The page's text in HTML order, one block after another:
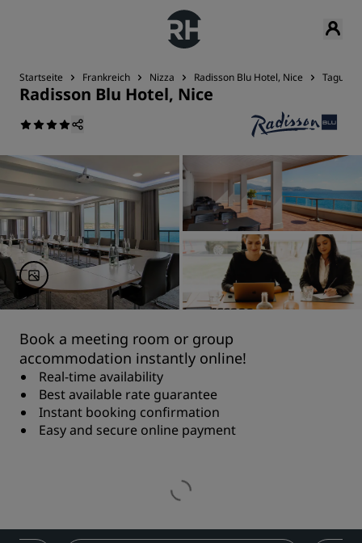
Startseite Frankreich Nizza Radisson Blu Hotel, Nice
Radisson Blu Hotel, Nice
Book a meeting room or group
accommodation instantly online!
Real-time availability
Best available rate guarantee
Instant booking confirmation
Easy and secure online payment